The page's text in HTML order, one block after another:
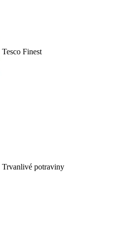
Tesco Finest
Trvanlivé potraviny